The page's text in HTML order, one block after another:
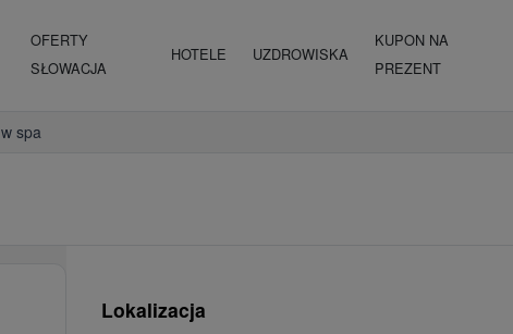
OFERTY
SŁOWACJA
HOTELE UZDROWISKA
KUPON NA
PREZENT
w spa
Lokalizacja